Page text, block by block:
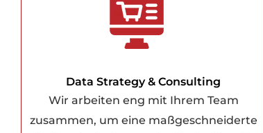
Data Strategy & Consulting
Wir arbeiten eng mit Ihrem Team
zusammen, um eine maßgeschneiderte